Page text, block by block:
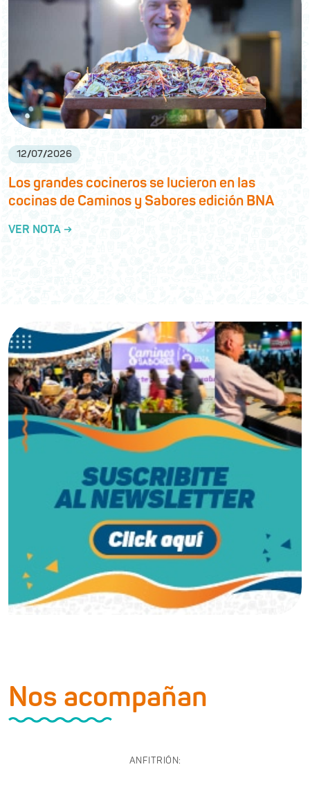
12/07/2026
Los grandes cocineros se lucieron en las
cocinas de Caminos y Sabores edición BNA
VER NOTA →
Nos acompañan
ANFITRIÓN: